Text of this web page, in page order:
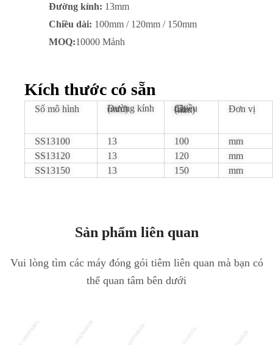
Đường kính: 13mm
Chiều dài: 100mm / 120mm / 150mm
MOQ:10000 Mảnh
Kích thước có sẵn
Số mô hình Đường kính (mm) Chiều dài (mm) Đơn vị
SS13100 13 100
mm
SS13120
13 120
mm
SS13150
13 150 mm
Sản phẩm liên quan
Vui lòng tìm các máy đóng gói tiêm liên quan mà bạn có
thể quan tâm bên dưới